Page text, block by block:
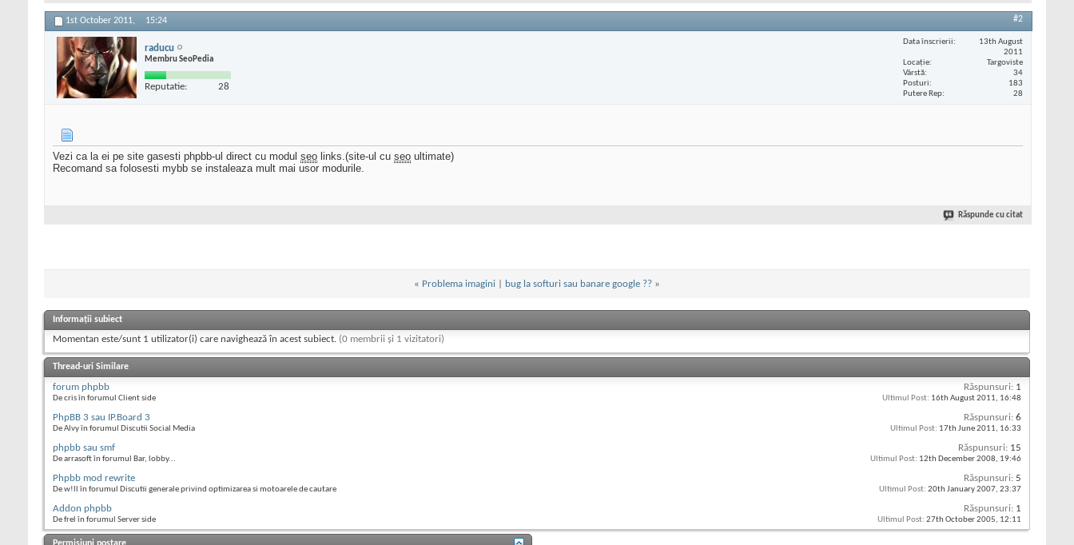
1st October 2011, 15:24 #2
raducu
Membru SeoPedia
Reputatie: 28
Data înscrierii
13th August
2011
Locaţie
Targoviste
Vârstă
34
Posturi
183
Putere Rep
28
Vezi ca la ei pe site gasesti phpbb-ul direct cu modul seo links.(site-ul cu seo ultimate)
Recomand sa folosesti mybb se instaleaza mult mai usor modurile.
Răspunde cu citat
« Problema imagini bug la softuri sau banare google ?? »
Informații subiect
Momentan este/sunt 1 utilizator(i) care navighează în acest subiect. (0 membrii și 1 vizitatori)
Thread-uri Similare
forum phpbb
De cris în forumul Client side
Răspunsuri: 1
Ultimul Post: 16th August 2011, 16:48
PhpBB 3 sau IP.Board 3
De Alvy în forumul Discutii Social Media
Răspunsuri: 6
Ultimul Post: 17th June 2011, 16:33
phpbb sau smf
De arrasoft în forumul Bar, lobby...
Răspunsuri: 15
Ultimul Post: 12th December 2008, 19:46
Phpbb mod rewrite
De w!ll în forumul Discutii generale privind optimizarea si motoarele de cautare
Răspunsuri: 5
Ultimul Post: 20th January 2007, 23:37
Addon phpbb
De frel în forumul Server side
Răspunsuri: 1
Ultimul Post: 27th October 2005, 12:11